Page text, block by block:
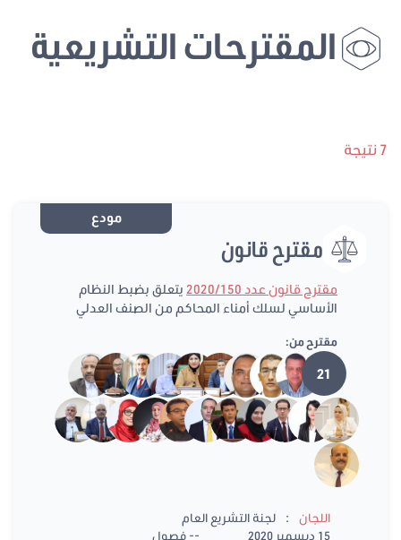
المقترحات التشريعية
7 نتيجة
مودع
مقترح قانون
مقترح قانون عدد 2020/150
يتعلق بضبط النظام
الأساسي لسلك أمناء المحاكم من الصنف العدلي
مقترح من:
21
اللجان :
لجنة التشريع العام
15 ديسمبر 2020
-- فصول